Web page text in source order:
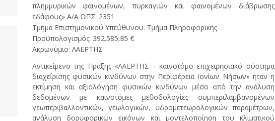
πλημμυρικών φαινομένων, πυρκαγιών και φαινομένων διάβρωσης
εδάφους» Α/Α ΟΠΣ: 2351
Τμήμα Επιστημονικού Υπεύθυνου: Τμήμα Πληροφορικής
Προϋπολογισμός: 392.585,85 €
Ακρωνύμιο: ΛΑΕΡΤΗΣ
Αντικείμενο της Πράξης «ΛΑΕΡΤΗΣ - καινοτόμο επιχειρησιακό σύστημα
διαχείρισης φυσικών κινδύνων στην Περιφέρεια Ιονίων Νήσων» ήταν η
εκτίμηση και αξιολόγηση φυσικών κινδύνων μέσα από την ανάλυση
δεδομένων με καινοτόμες μεθοδολογίες συμπεριλαμβανομένων
γεωπεριβαλλοντικών, γεωλογικών, υδρομετεωρολογικών παραμέτρων,
ανάλυση δορυφορικών εικόνων και μοντελοποίηση του κλιματικού